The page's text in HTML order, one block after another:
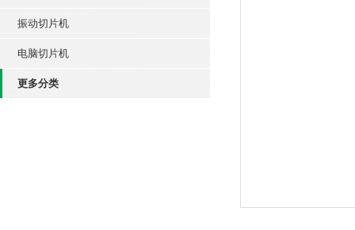
振动切片机
电脑切片机
更多分类